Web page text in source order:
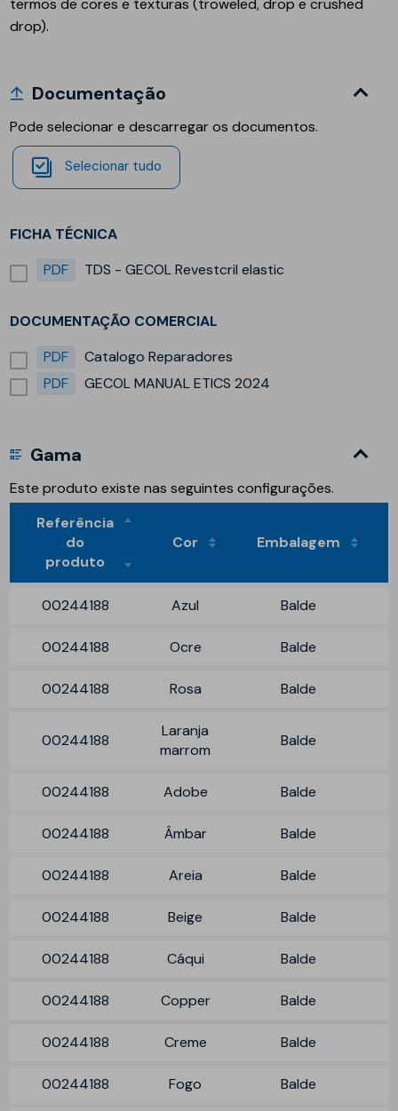
drop).
Documentação
Pode selecionar e descarregar os documentos.
Selecionar tudo
FICHA TÉCNICA
PDF
TDS - GECOL Revestcril elastic
DOCUMENTAÇÃO COMERCIAL
PDF
Catalogo Reparadores
PDF
GECOL MANUAL ETICS 2024
Gama
Este produto existe nas seguintes configurações.
Referência
do
produto
Cor Embalagem
00244188 Azul Balde
00244188 Ocre Balde
00244188 Rosa Balde
00244188
Laranja
marrom
Balde
00244188 Adobe Balde
00244188 Âmbar Balde
00244188 Areia Balde
00244188 Beige Balde
00244188 Cáqui Balde
00244188 Copper Balde
00244188 Creme Balde
00244188 Fogo Balde